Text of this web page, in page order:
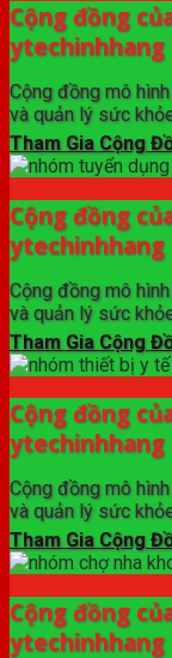
Cộng đồng
ytechinhhang
Cộng đồng mô
và quản lý sức
Tham Gia Cộng
Cộng đồng
ytechinhhang
Cộng đồng mô
và quản lý sức
Tham Gia Cộng
Cộng đồng
ytechinhhang
Cộng đồng mô
và quản lý sức
Tham Gia Cộng
Cộng đồng
ytechinhhang